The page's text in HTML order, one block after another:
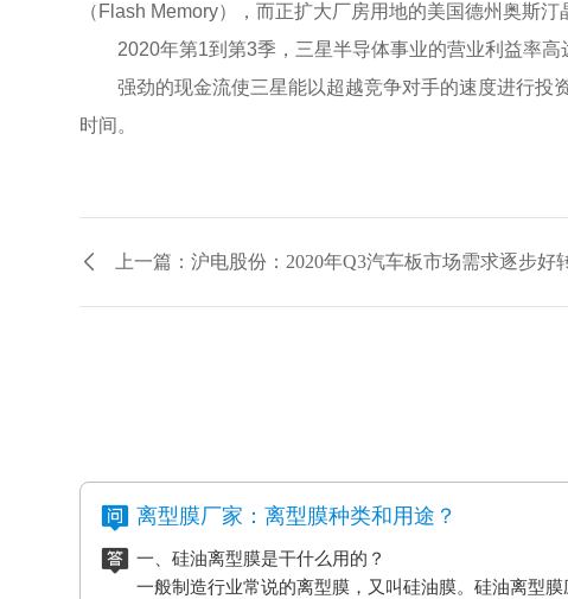
（Flash Memory），而正扩大厂房用地的美国德州奥斯汀
2020年第1到第3季，三星半导体事业的营业利益率
强劲的现金流使三星能以超越竞争对手的速度进行投
时间。
上一篇：沪电股份：2020年Q3汽车板市场需求逐步好
离型膜厂家：离型膜种类和用途？
一、硅油离型膜是干什么用的？
一般制造行业常说的离型膜，又叫硅油膜。硅油离型膜